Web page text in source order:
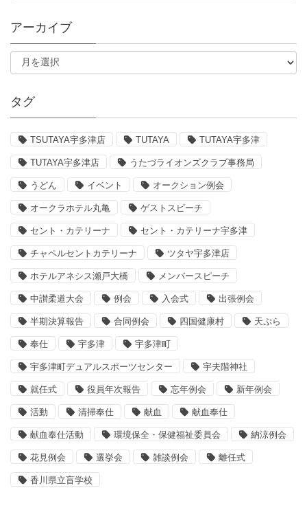
アーカイブ
タグ
TSUTAYA宇多津店 TUTAYA TUTAYA宇多津
TUTAYA宇多津店 うたづライオンズクラブ事務局
うどん イベント オークション例会
オークラホテル丸亀 ゲストスピーチ
セント・カテリーナ セント・カテリーナ宇多津
チャペルセントカテリーナ ツタヤ宇多津店
ホテルアネシス瀬戸大橋 メンバースピーチ
中讃柔道大会 例会 入会式 出張例会
半期決算報告 合同例会 四国健康村 天ぷら
奉仕 宇多津 宇多津町
宇多津町デュアルスポーツセンター 宇夫階神社
就任式 役員年次報告 忘年例会 新年例会
活動 清掃奉仕 献血 献血奉仕
献血奉仕活動 環境保全・保健福祉委員会 納涼例会
花見例会 選挙会 雑談例会 離任式
香川県立盲学校